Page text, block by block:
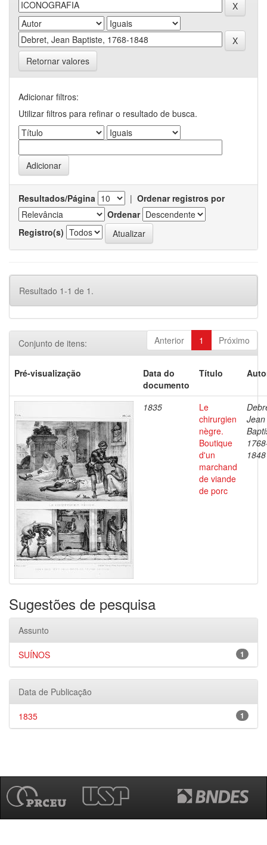
Retornar valores
Adicionar filtros:
Utilizar filtros para refinar o resultado de busca.
Resultados/Página | Ordenar registros por
Ordenar
Registro(s)
Resultado 1-1 de 1.
Anterior 1 Próximo
Conjunto de itens:
Pré-visualização
Data do
documento
Título
1835
Le
chirurgien
nègre.
Boutique
d'un
marchand
de viande
de porc
Jean
1848
Sugestões de pesquisa
Assunto
1
SUÍNOS
Data de Publicação
1
1835